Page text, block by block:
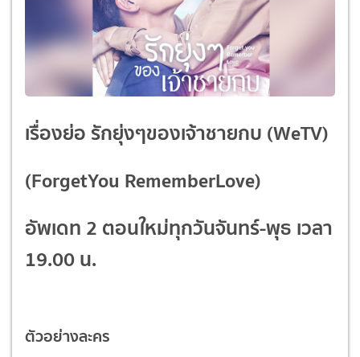
เรื่องย่อ รักยุ่งๆของเจ้าชายกบ (WeTV)
(ForgetYou RememberLove)
อัพเดท 2 ตอนใหม่ทุกวันจันทร์-พุธ เวลา
19.00 น.
ตัวอย่างละคร